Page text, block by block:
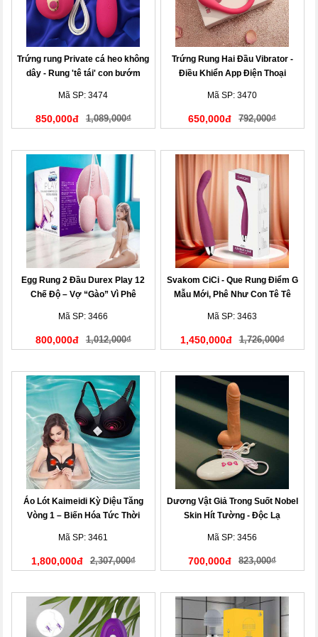
Trứng rung Private cá heo không
dây - Rung 'tê tái' con bướm
Mã SP: 3474
850,000đ 1,089,000₫
Trứng Rung Hai Đầu Vibrator -
Điều Khiển App Điện Thoại
Mã SP: 3470
650,000đ 792,000₫
Egg Rung 2 Đầu Durex Play 12
Chế Độ – Vợ “Gào” Vì Phê
Mã SP: 3466
800,000đ 1,012,000₫
Svakom CiCi - Que Rung Điểm G
Mẫu Mới, Phê Như Con Tê Tê
Mã SP: 3463
1,450,000đ 1,726,000₫
Áo Lót Kaimeidi Kỳ Diệu Tăng
Vòng 1 – Biến Hóa Tức Thời
Mã SP: 3461
1,800,000đ 2,307,000₫
Dương Vật Giả Trong Suốt Nobel
Skin Hít Tường - Độc Lạ
Mã SP: 3456
700,000đ 823,000₫